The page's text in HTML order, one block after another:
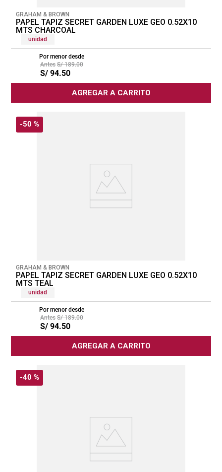
GRAHAM & BROWN
PAPEL TAPIZ SECRET GARDEN LUXE GEO 0.52X10
MTS CHARCOAL
unidad
Por menor desde
S/ 189.00
S/ 94.50
AGREGAR A CARRITO
-50 %
GRAHAM & BROWN
PAPEL TAPIZ SECRET GARDEN LUXE GEO 0.52X10
MTS TEAL
unidad
Por menor desde
S/ 189.00
S/ 94.50
AGREGAR A CARRITO
-40 %